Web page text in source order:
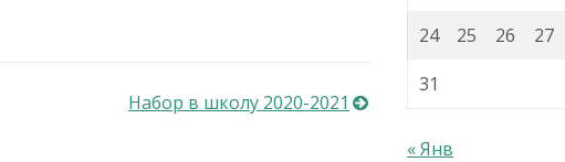
Набор в школу 2020-2021
24
25 26 27
31
« Янв